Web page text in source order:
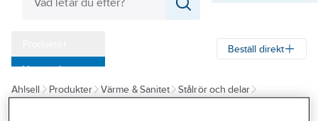
Varumärken
Kampanjer
Beställ direkt
Ahlsell Produkter Värme & Sanitet
Stålrör och delar